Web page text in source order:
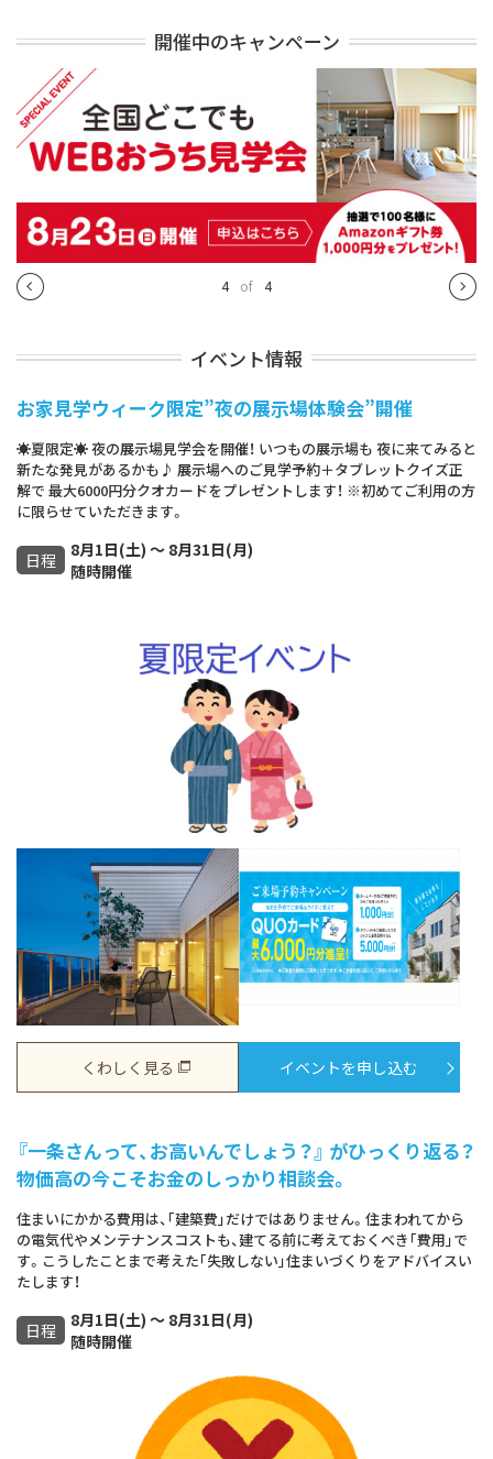
開催中のキャンペーン
4 of 4
イベント情報
お家見学ウィーク限定”夜の展示場体験会”開催
☀夏限定☀ 夜の展示場見学会を開催！ いつもの展示場も 夜に来てみると
新たな発見があるかも♪ 展示場へのご見学予約＋タブレットクイズ正
解で 最大6000円分クオカードをプレゼントします！ ※初めてご利用の方
に限らせていただきます。
日程
8月1日(土) ～ 8月31日(月)
随時開催
くわしく見る イベントを申し込む
『一条さんって、お高いんでしょう？』 がひっくり返る？
物価高の今こそお金のしっかり相談会。
住まいにかかる費用は、｢建築費｣だけではありません。住まわれてから
の電気代やメンテナンスコストも、建てる前に考えておくべき｢費用｣で
す。こうしたことまで考えた｢失敗しない｣住まいづくりをアドバイスい
たします！
日程
8月1日(土) ～ 8月31日(月)
随時開催